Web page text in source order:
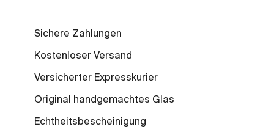
Sichere Zahlungen
Kostenloser Versand
Versicherter Expresskurier
Original handgemachtes Glas
Echtheitsbescheinigung